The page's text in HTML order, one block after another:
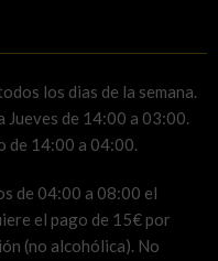
los dias de la semana.
Jueves de 14:00 a 03:00.
de 14:00 a 04:00.
de 04:00 a 08:00 el
el pago de 15€ por
(no alcohólica). No